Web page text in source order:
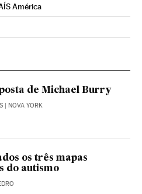
América
Instagram
en Facebook
de Michael Burry
| NOVA YORK
os três mapas
do autismo